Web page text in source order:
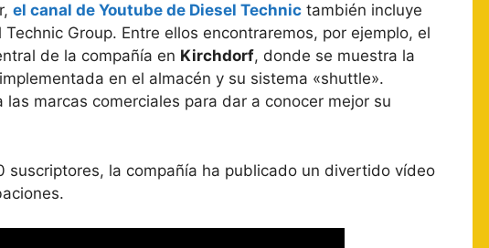
el canal de Youtube de Diesel Technic también incluye
Group. Entre ellos encontraremos, por ejemplo, el
de la compañía en Kirchdorf, donde se muestra la
en el almacén y su sistema «shuttle».
marcas comerciales para dar a conocer mejor su
suscriptores, la compañía ha publicado un divertido vídeo